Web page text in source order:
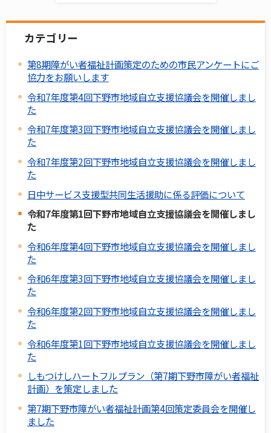
カテゴリー
第8期障がい者福祉計画策定のための市民アンケートにご
協力をお願いします
令和7年度第4回下野市地域自立支援協議会を開催しまし
た
令和7年度第3回下野市地域自立支援協議会を開催しまし
た
令和7年度第2回下野市地域自立支援協議会を開催しまし
た
日中サービス支援型共同生活援助に係る評価について
令和7年度第1回下野市地域自立支援協議会を開催しまし
た
令和6年度第4回下野市地域自立支援協議会を開催しまし
た
令和6年度第3回下野市地域自立支援協議会を開催しまし
た
令和6年度第2回下野市地域自立支援協議会を開催しまし
た
令和6年度第1回下野市地域自立支援協議会を開催しまし
た
しもつけしハートフルプラン（第7期下野市障がい者福祉
計画）を策定しました
第7期下野市障がい者福祉計画第4回策定委員会を開催し
ました